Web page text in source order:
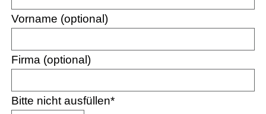
Vorname (optional)
Firma (optional)
Bitte nicht ausfüllen*